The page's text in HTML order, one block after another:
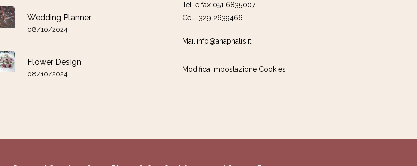
Wedding Planner
08/10/2024
Flower Design
08/10/2024
Tel. e fax 051 6835007
Cell. 329 2639466
Mail:info@anaphalis.it
Modifica impostazione Cookies